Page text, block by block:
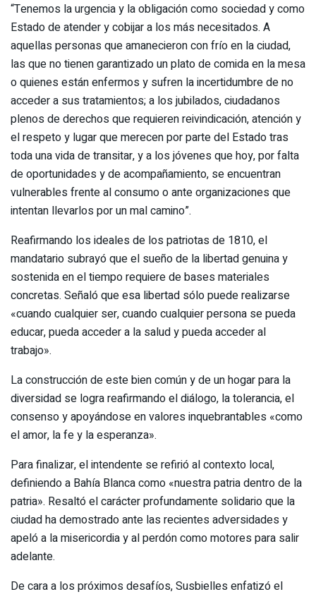
“Tenemos la urgencia y la obligación como sociedad y como
Estado de atender y cobijar a los más necesitados. A
aquellas personas que amanecieron con frío en la ciudad,
las que no tienen garantizado un plato de comida en la mesa
o quienes están enfermos y sufren la incertidumbre de no
acceder a sus tratamientos; a los jubilados, ciudadanos
plenos de derechos que requieren reivindicación, atención y
el respeto y lugar que merecen por parte del Estado tras
toda una vida de transitar, y a los jóvenes que hoy, por falta
de oportunidades y de acompañamiento, se encuentran
vulnerables frente al consumo o ante organizaciones que
intentan llevarlos por un mal camino”.
Reafirmando los ideales de los patriotas de 1810, el
mandatario subrayó que el sueño de la libertad genuina y
sostenida en el tiempo requiere de bases materiales
concretas. Señaló que esa libertad sólo puede realizarse
«cuando cualquier ser, cuando cualquier persona se pueda
educar, pueda acceder a la salud y pueda acceder al
trabajo».
La construcción de este bien común y de un hogar para la
diversidad se logra reafirmando el diálogo, la tolerancia, el
consenso y apoyándose en valores inquebrantables «como
el amor, la fe y la esperanza».
Para finalizar, el intendente se refirió al contexto local,
definiendo a Bahía Blanca como «nuestra patria dentro de la
patria». Resaltó el carácter profundamente solidario que la
ciudad ha demostrado ante las recientes adversidades y
apeló a la misericordia y al perdón como motores para salir
adelante.
De cara a los próximos desafíos, Susbielles enfatizó el